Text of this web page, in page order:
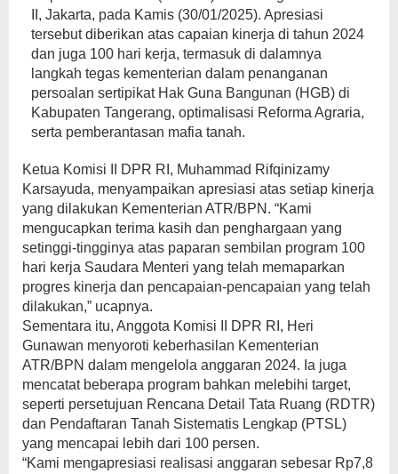
II, Jakarta, pada Kamis (30/01/2025). Apresiasi
tersebut diberikan atas capaian kinerja di tahun 2024
dan juga 100 hari kerja, termasuk di dalamnya
langkah tegas kementerian dalam penanganan
persoalan sertipikat Hak Guna Bangunan (HGB) di
Kabupaten Tangerang, optimalisasi Reforma Agraria,
serta pemberantasan mafia tanah.
Ketua Komisi II DPR RI, Muhammad Rifqinizamy
Karsayuda, menyampaikan apresiasi atas setiap kinerja
yang dilakukan Kementerian ATR/BPN. “Kami
mengucapkan terima kasih dan penghargaan yang
setinggi-tingginya atas paparan sembilan program 100
hari kerja Saudara Menteri yang telah memaparkan
progres kinerja dan pencapaian-pencapaian yang telah
dilakukan,” ucapnya.
Sementara itu, Anggota Komisi II DPR RI, Heri
Gunawan menyoroti keberhasilan Kementerian
ATR/BPN dalam mengelola anggaran 2024. Ia juga
mencatat beberapa program bahkan melebihi target,
seperti persetujuan Rencana Detail Tata Ruang (RDTR)
dan Pendaftaran Tanah Sistematis Lengkap (PTSL)
yang mencapai lebih dari 100 persen.
“Kami mengapresiasi realisasi anggaran sebesar Rp7,8